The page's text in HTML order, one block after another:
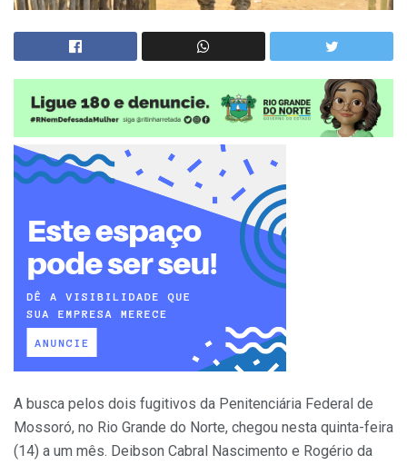
A busca pelos dois fugitivos da Penitenciária Federal de
Mossoró, no Rio Grande do Norte, chegou nesta quinta-feira
(14) a um mês. Deibson Cabral Nascimento e Rogério da